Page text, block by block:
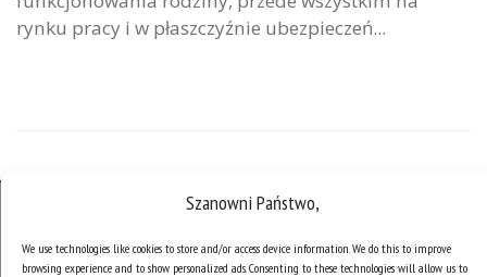
Szanowni Państwo,
We use technologies like cookies to store and/or access device information. We do this to improve
browsing experience and to show personalized ads. Consenting to these technologies will allow us to
rynku pracy i w płaszczyźnie ubezpieczeń...